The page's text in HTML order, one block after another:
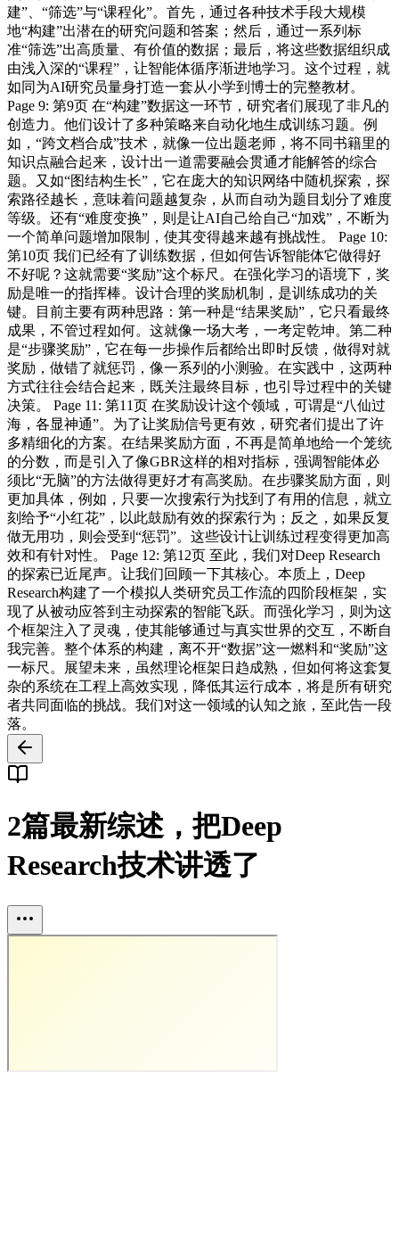
建”、“筛选”与“课程化”。首先，通过各种技术手段大规模
地“构建”出潜在的研究问题和答案；然后，通过一系列标
准“筛选”出高质量、有价值的数据；最后，将这些数据组织成
由浅入深的“课程”，让智能体循序渐进地学习。这个过程，就
如同为AI研究员量身打造一套从小学到博士的完整教材。
Page 9: 第9页 在“构建”数据这一环节，研究者们展现了非凡的
创造力。他们设计了多种策略来自动化地生成训练习题。例
如，“跨文档合成”技术，就像一位出题老师，将不同书籍里的
知识点融合起来，设计出一道需要融会贯通才能解答的综合
题。又如“图结构生长”，它在庞大的知识网络中随机探索，探
索路径越长，意味着问题越复杂，从而自动为题目划分了难度
等级。还有“难度变换”，则是让AI自己给自己“加戏”，不断为
一个简单问题增加限制，使其变得越来越有挑战性。 Page 10:
第10页 我们已经有了训练数据，但如何告诉智能体它做得好
不好呢？这就需要“奖励”这个标尺。在强化学习的语境下，奖
励是唯一的指挥棒。设计合理的奖励机制，是训练成功的关
键。目前主要有两种思路：第一种是“结果奖励”，它只看最终
成果，不管过程如何。这就像一场大考，一考定乾坤。第二种
是“步骤奖励”，它在每一步操作后都给出即时反馈，做得对就
奖励，做错了就惩罚，像一系列的小测验。在实践中，这两种
方式往往会结合起来，既关注最终目标，也引导过程中的关键
决策。 Page 11: 第11页 在奖励设计这个领域，可谓是“八仙过
海，各显神通”。为了让奖励信号更有效，研究者们提出了许
多精细化的方案。在结果奖励方面，不再是简单地给一个笼统
的分数，而是引入了像GBR这样的相对指标，强调智能体必
须比“无脑”的方法做得更好才有高奖励。在步骤奖励方面，则
更加具体，例如，只要一次搜索行为找到了有用的信息，就立
刻给予“小红花”，以此鼓励有效的探索行为；反之，如果反复
做无用功，则会受到“惩罚”。这些设计让训练过程变得更加高
效和有针对性。 Page 12: 第12页 至此，我们对Deep Research
的探索已近尾声。让我们回顾一下其核心。本质上，Deep
Research构建了一个模拟人类研究员工作流的四阶段框架，实
现了从被动应答到主动探索的智能飞跃。而强化学习，则为这
个框架注入了灵魂，使其能够通过与真实世界的交互，不断自
我完善。整个体系的构建，离不开“数据”这一燃料和“奖励”这
一标尺。展望未来，虽然理论框架日趋成熟，但如何将这套复
杂的系统在工程上高效实现，降低其运行成本，将是所有研究
者共同面临的挑战。我们对这一领域的认知之旅，至此告一段
落。
2篇最新综述，把Deep
Research技术讲透了